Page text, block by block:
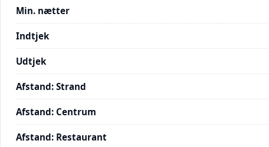
Min. nætter
Indtjek
Udtjek
Afstand: Strand
Afstand: Centrum
Afstand: Restaurant